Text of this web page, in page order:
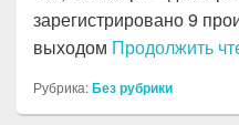
зарегистрировано 9
выходом Продолжить
Рубрика:Без рубрики